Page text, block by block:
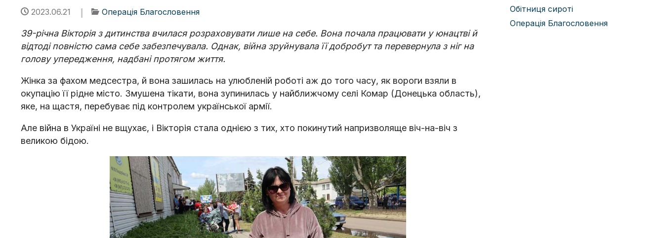
2023.06.21 Операція Благословення
39-річна Вікторія з дитинства вчилася розраховувати лише на себе. Вона почала працювати у юнацтві й
відтоді повністю сама себе забезпечувала. Однак, війна зруйнувала її добробут та перевернула з ніг на
голову упередження, надбані протягом життя.
Жінка за фахом медсестра, й вона зашилась на улюбленій роботі аж до того часу, як вороги взяли в
окупацію її рідне місто. Змушена тікати, вона зупинилась у найближчому селі Комар (Донецька область),
яке, на щастя, перебуває під контролем української армії.
Але війна в Україні не вщухає, і Вікторія стала однією з тих, хто покинутий напризволяще віч-на-віч з
великою бідою.
Обітниця сироті
Операція Благословення